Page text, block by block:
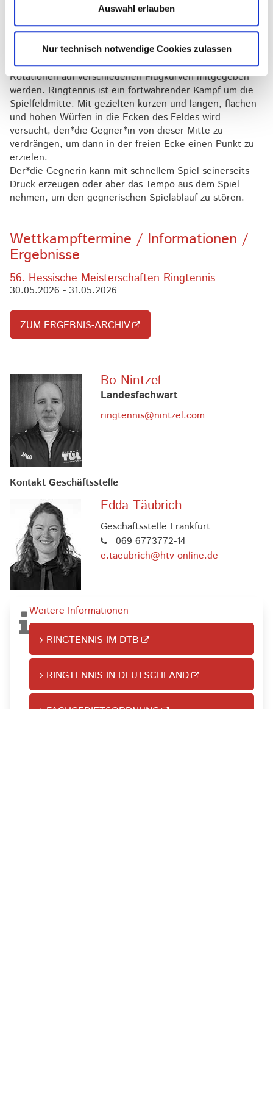
Auswahl erlauben
Nur technisch notwendige Cookies zulassen
idealtypisch im Vorwärtssprung hinter dem Körper
gefangen, um bis zum Abwurf möglichst nahe ans Netz zu
kommen.
Gute Spieler*innen beherrschen ein vielseitiges
Wurfrepertoire, wobei dem Ring unterschiedliche
Rotationen auf verschiedenen Flugkurven mitgegeben
werden. Ringtennis ist ein fortwährender Kampf um die
Spielfeldmitte. Mit gezielten kurzen und langen, flachen
und hohen Würfen in die Ecken des Feldes wird
versucht, den*die Gegner*in von dieser Mitte zu
verdrängen, um dann in der freien Ecke einen Punkt zu
erzielen.
Der*die Gegnerin kann mit schnellem Spiel seinerseits
Druck erzeugen oder aber das Tempo aus dem Spiel
nehmen, um den gegnerischen Spielablauf zu stören.
Wettkampftermine / Informationen /
Ergebnisse
56. Hessische Meisterschaften Ringtennis
30.05.2026 - 31.05.2026
ZUM ERGEBNIS-ARCHIV
Bo Nintzel
Landesfachwart
ringtennis@nintzel.com
Kontakt Geschäftsstelle
Edda Täubrich
Geschäftsstelle Frankfurt
069 6773772-14
e.taeubrich@htv-online.de
Weitere Informationen
RINGTENNIS IM DTB
RINGTENNIS IN DEUTSCHLAND
FACHGEBIETSORDNUNG